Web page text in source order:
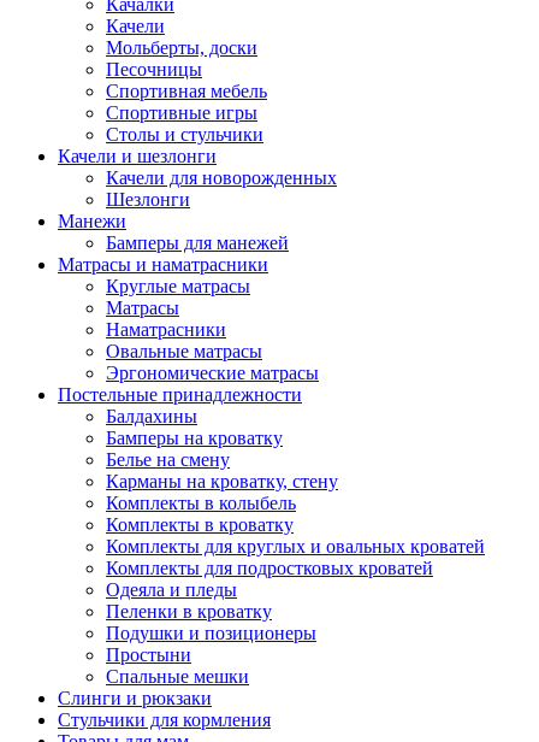
Качалки
Качели
Мольберты, доски
Песочницы
Спортивная мебель
Спортивные игры
Столы и стульчики
Качели и шезлонги
Качели для новорожденных
Шезлонги
Манежи
Бамперы для манежей
Матрасы и наматрасники
Круглые матрасы
Матрасы
Наматрасники
Овальные матрасы
Эргономические матрасы
Постельные принадлежности
Балдахины
Бамперы на кроватку
Белье на смену
Карманы на кроватку, стену
Комплекты в колыбель
Комплекты в кроватку
Комплекты для круглых и овальных кроватей
Комплекты для подростковых кроватей
Одеяла и пледы
Пеленки в кроватку
Подушки и позиционеры
Простыни
Спальные мешки
Слинги и рюкзаки
Стульчики для кормления